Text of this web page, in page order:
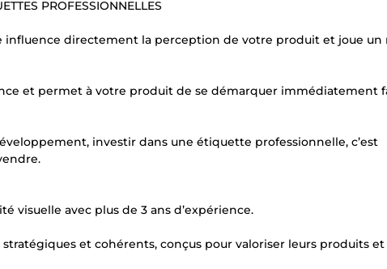
PROFESSIONNELLES
directement la perception de votre produit et joue un
et permet à votre produit de se démarquer immédiatement
investir dans une étiquette professionnelle, c’est
visuelle avec plus de 3 ans d’expérience.
et cohérents, conçus pour valoriser leurs produits et